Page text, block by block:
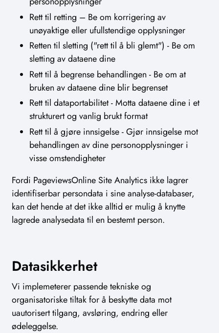
Rett til retting – Be om korrigering av
unøyaktige eller ufullstendige opplysninger
Retten til sletting ("rett til å bli glemt") - Be om
sletting av dataene dine
Rett til å begrense behandlingen - Be om at
bruken av dataene dine blir begrenset
Rett til dataportabilitet - Motta dataene dine i et
strukturert og vanlig brukt format
Rett til å gjøre innsigelse - Gjør innsigelse mot
behandlingen av dine personopplysninger i
visse omstendigheter
Fordi PageviewsOnline Site Analytics ikke lagrer
identifiserbar persondata i sine analyse-databaser,
kan det hende at det ikke alltid er mulig å knytte
lagrede analysedata til en bestemt person.
Datasikkerhet
Vi implemeterer passende tekniske og
organisatoriske tiltak for å beskytte data mot
uautorisert tilgang, avsløring, endring eller
ødeleggelse.